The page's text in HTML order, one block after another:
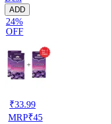
ADD
24%
OFF
₹33.99
MRP₹45